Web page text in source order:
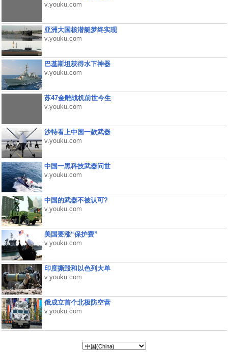
v.youku.com
亚洲大国核潜艇梦终实现
v.youku.com
巴基斯坦获得水下神器
v.youku.com
苏47金雕战机前世今生
v.youku.com
沙特看上中国一款武器
v.youku.com
中国一黑科技武器问世
v.youku.com
中国的武器不被认可?
v.youku.com
美国要涨“保护费”
v.youku.com
印度撕毁和以色列大单
v.youku.com
俄成立首个北极防空营
v.youku.com